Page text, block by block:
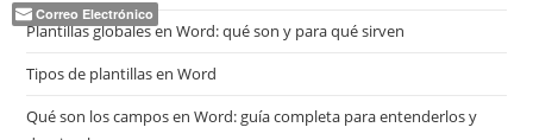
Plantillas globales en Word: qué son y para qué sirven
Tipos de plantillas en Word
Qué son los campos en Word: guía completa para entenderlos y
Correo Electrónico